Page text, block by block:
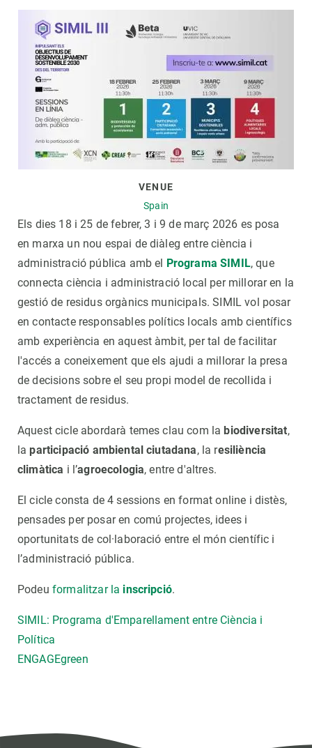
VENUE
Spain
Els dies 18 i 25 de febrer, 3 i 9 de març 2026 es posa
en marxa un nou espai de diàleg entre ciència i
administració pública amb el Programa SIMIL, que
connecta ciència i administració local per millorar en la
gestió de residus orgànics municipals. SIMIL vol posar
en contacte responsables polítics locals amb científics
amb experiència en aquest àmbit, per tal de facilitar
l'accés a coneixement que els ajudi a millorar la presa
de decisions sobre el seu propi model de recollida i
tractament de residus.
Aquest cicle abordarà temes clau com labiodiversitat,
laparticipació ambiental ciutadana, la resiliència
climàtica i l’agroecologia, entre d'altres.
El cicle consta de 4 sessions en format online i distès,
pensades per posar en comú projectes, idees i
oportunitats de col·laboració entre el món científic i
l’administració pública.
Podeu formalitzar la inscripció.
SIMIL: Programa d'Emparellament entre Ciència i
Política
ENGAGEgreen
GET INVOLVED
NEWS AND AGENDA